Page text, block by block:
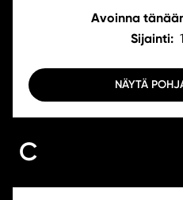
Avoinna
Sijainti:
NÄYTÄ
C